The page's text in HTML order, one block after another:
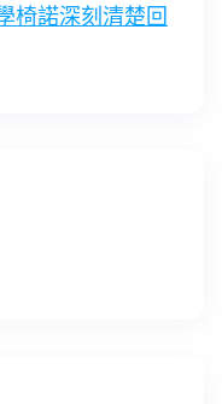
椅諾深刻清楚回